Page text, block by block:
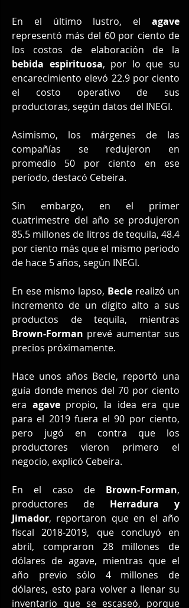
En el último lustro, el
representó más del 60 por ciento de
bebida espirituosa, por lo que su
encarecimiento elevó 22.9 por ciento
el costo operativo de sus
productoras, según datos del INEGI.
Asimismo, los márgenes de las
compañías se redujeron en
promedio 50 por ciento en ese
período, destacó Cebeira.
Sin embargo, en el primer
cuatrimestre del año se produjeron
85.5 millones de litros de tequila, 48.4
por ciento más que el mismo periodo
de hace 5 años, según INEGI.
En ese mismo lapso, Becle realizó un
incremento de un dígito alto a sus
Brown-Forman prevé aumentar sus
precios próximamente.
Hace unos años Becle, reportó una
guía donde menos del 70 por ciento
era agave propio, la idea era que
para el 2019 fuera el 90 por ciento,
pero jugó en contra que los
productores vieron primero el
negocio, explicó Cebeira.
En el caso de Brown-Forman,
productores de Herradura y
Jimador, reportaron que en el año
fiscal 2018-2019, que concluyó en
abril, compraron 28 millones de
dólares de agave, mientras que el
año previo sólo 4 millones de
dólares, esto para volver a llenar su
inventario que se escaseó, porque